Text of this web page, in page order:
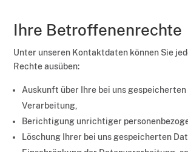
Ihre Betroffenenrechte
Unter unseren Kontaktdaten können Sie
Rechte ausüben:
Auskunft über Ihre bei uns gespeicherten
Verarbeitung,
Berichtigung unrichtiger
Löschung Ihrer bei uns gespeicherten